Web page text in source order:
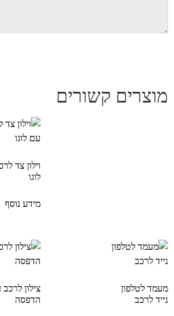
מוצרים קשורים
וילון צד
לוגו
מידע נוסף
מעמד לטלפון
נייד לרכב
צילון
הדפסה